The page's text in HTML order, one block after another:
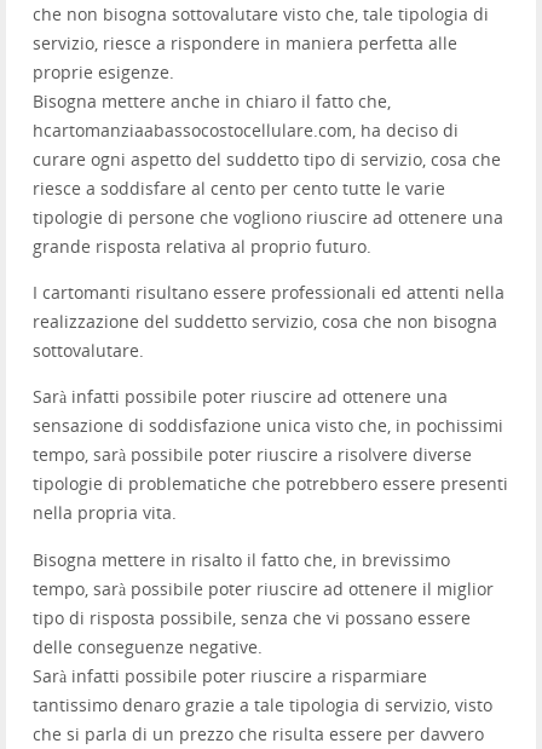
che non bisogna sottovalutare visto che, tale tipologia di
servizio, riesce a rispondere in maniera perfetta alle
proprie esigenze.
Bisogna mettere anche in chiaro il fatto che,
hcartomanziaabassocostocellulare.com, ha deciso di
curare ogni aspetto del suddetto tipo di servizio, cosa che
riesce a soddisfare al cento per cento tutte le varie
tipologie di persone che vogliono riuscire ad ottenere una
grande risposta relativa al proprio futuro.
I cartomanti risultano essere professionali ed attenti nella
realizzazione del suddetto servizio, cosa che non bisogna
sottovalutare.
Sarà infatti possibile poter riuscire ad ottenere una
sensazione di soddisfazione unica visto che, in pochissimi
tempo, sarà possibile poter riuscire a risolvere diverse
tipologie di problematiche che potrebbero essere presenti
nella propria vita.
Bisogna mettere in risalto il fatto che, in brevissimo
tempo, sarà possibile poter riuscire ad ottenere il miglior
tipo di risposta possibile, senza che vi possano essere
delle conseguenze negative.
Sarà infatti possibile poter riuscire a risparmiare
tantissimo denaro grazie a tale tipologia di servizio, visto
che si parla di un prezzo che risulta essere per davvero